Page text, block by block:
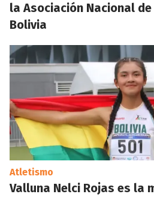
la Asociación Nacional
Bolivia
Atletismo
Valluna Nelci Rojas es la